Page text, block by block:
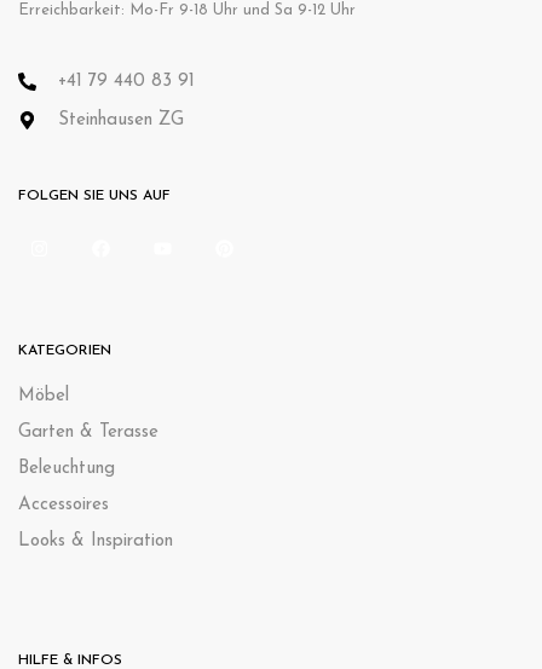
Erreichbarkeit: Mo-Fr 9-18 Uhr und Sa 9-12 Uhr
+41 79 440 83 91
Steinhausen ZG
FOLGEN SIE UNS AUF
KATEGORIEN
Möbel
Garten & Terasse
Beleuchtung
Accessoires
Looks & Inspiration
HILFE & INFOS